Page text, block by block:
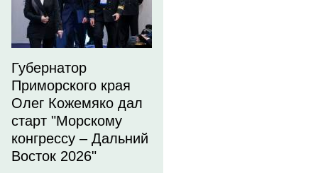
Губернатор
Приморского края
Олег Кожемяко дал
старт "Морскому
конгрессу – Дальний
Восток 2026"